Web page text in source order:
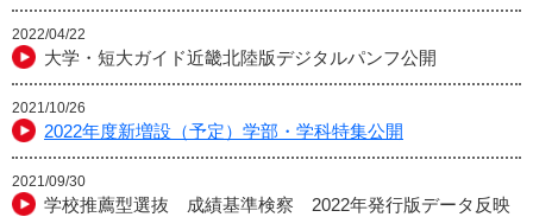
2022/04/22
大学・短大ガイド近畿北陸版デジタルパンフ公開
2021/10/26
2022年度新増設（予定）学部・学科特集公開
2021/09/30
学校推薦型選抜 成績基準検察 2022年発行版データ反映